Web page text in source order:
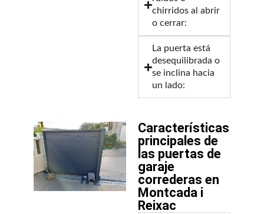
chirridos al abrir
o cerrar:
La puerta está
desequilibrada o
se inclina hacia
un lado:
Características
principales de
las puertas de
garaje
correderas en
Montcada i
Reixac